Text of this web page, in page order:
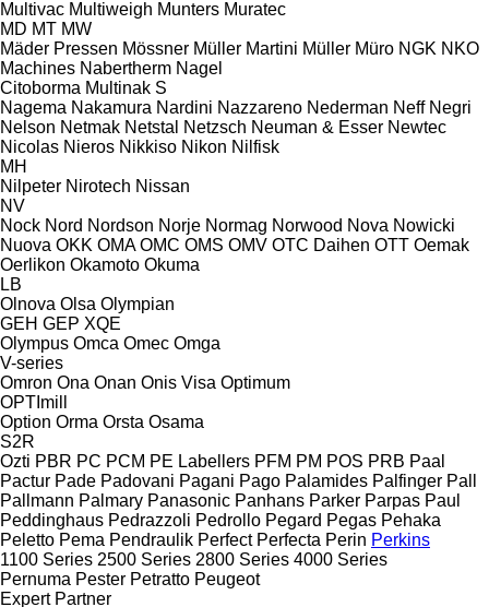
Multivac Multiweigh Munters Muratec
MD MT MW
Mäder Pressen Mössner Müller Martini Müller Müro NGK NKO
Machines Nabertherm Nagel
Citoborma Multinak S
Nagema Nakamura Nardini Nazzareno Nederman Neff Negri
Nelson Netmak Netstal Netzsch Neuman & Esser Newtec
Nicolas Nieros Nikkiso Nikon Nilfisk
MH
Nilpeter Nirotech Nissan
NV
Nock Nord Nordson Norje Normag Norwood Nova Nowicki
Nuova OKK OMA OMC OMS OMV OTC Daihen OTT Oemak
Oerlikon Okamoto Okuma
LB
Olnova Olsa Olympian
GEH GEP XQE
Olympus Omca Omec Omga
V-series
Omron Ona Onan Onis Visa Optimum
OPTImill
Option Orma Orsta Osama
S2R
Ozti PBR PC PCM PE Labellers PFM PM POS PRB Paal
Pactur Pade Padovani Pagani Pago Palamides Palfinger Pall
Pallmann Palmary Panasonic Panhans Parker Parpas Paul
Peddinghaus Pedrazzoli Pedrollo Pegard Pegas Pehaka
Peletto Pema Pendraulik Perfect Perfecta Perin Perkins
1100 Series 2500 Series 2800 Series 4000 Series
Pernuma Pester Petratto Peugeot
Expert Partner